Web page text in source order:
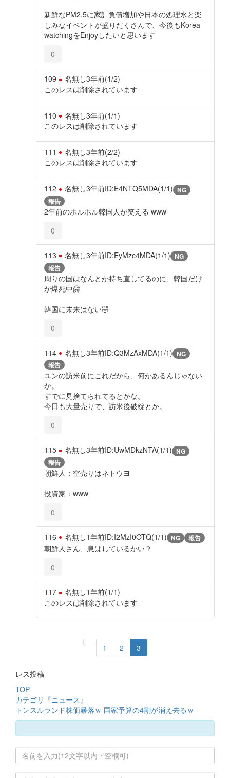
新鮮なPM2.5に家計負債増加や日本の処理水と楽
しみなイベントが盛りだくさんで、今後もKorea
watchingをEnjoyしたいと思います
0
109 名無し3年前(1/2)
このレスは削除されています
110 名無し3年前(1/1)
このレスは削除されています
111 名無し3年前(2/2)
このレスは削除されています
112 名無し3年前ID:E4NTQ5MDA(1/1) NG
報告
2年前のホルホル韓国人が笑える www
0
113 名無し3年前ID:EyMzc4MDA(1/1) NG
報告
周りの国はなんとか持ち直してるのに、韓国だけ
が爆死中🤗
韓国に未来はない🤣
0
114 名無し3年前ID:Q3MzAxMDA(1/1) NG
報告
ユンの訪米前にこれだから、何かあるんじゃない
か。
すでに見捨てられてるとかな。
今日も大量売りで、訪米後破綻とか。
0
115 名無し3年前ID:UwMDkzNTA(1/1) NG
報告
朝鮮人：空売りはネトウヨ
投資家：www
0
116 名無し1年前ID:I2MzI0OTQ(1/1) NG 報告
朝鮮人さん、息はしているかい？
0
117 名無し1年前(1/1)
このレスは削除されています
1 2 3
レス投稿
TOP
カテゴリ『ニュース』
トンスルランド株価暴落ｗ 国家予算の4割が消え去るｗ